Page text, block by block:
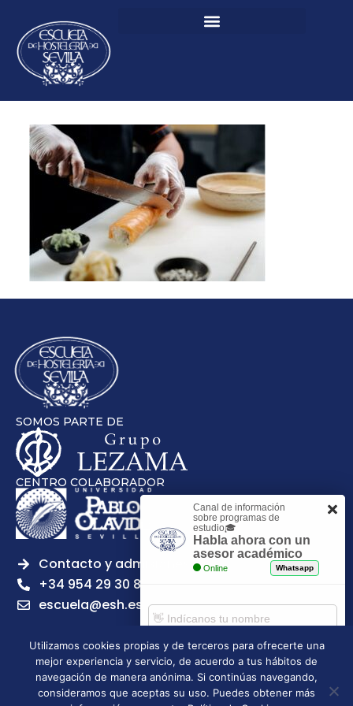
SOMOS PARTE DE
CENTRO COLABORADOR
Contacto y admisiones
+34 954 29 30 81
escuela@esh.es
Legal notice Privacy Policy
Cookies Policy
Utilizamos cookies propias y de terceros para ofrecerte una
mejor experiencia y servicio, de acuerdo a tus hábitos de
navegación de manera anónima. Si continúas navegando,
consideramos que aceptas su uso. Puedes obtener más
Canal de información
sobre programas de
estudio🎓
Habla ahora con un
asesor académico
Online Whatsapp
Comenzar chat